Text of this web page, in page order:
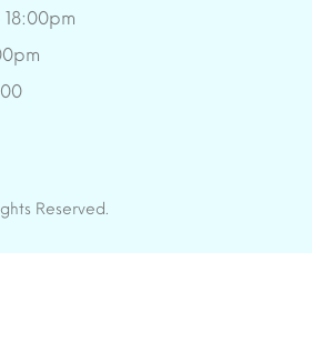
Reserved.